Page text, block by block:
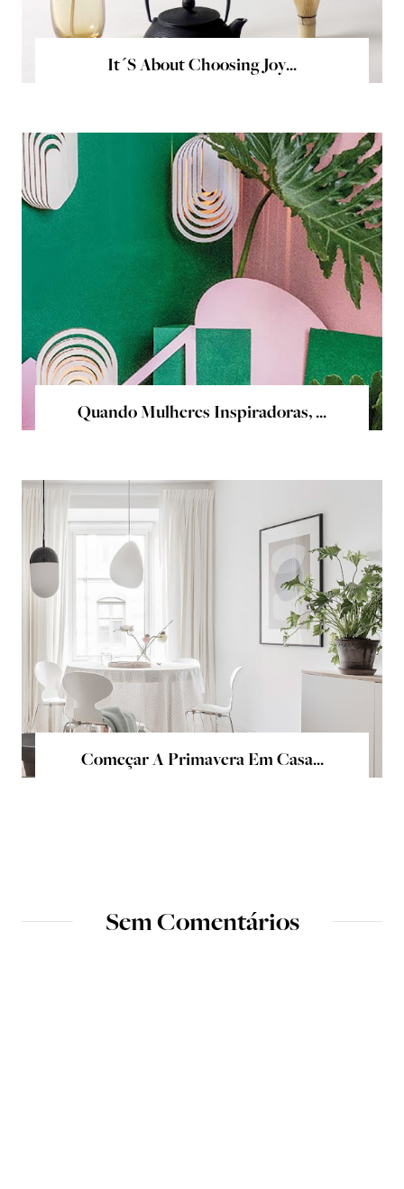
It´s About Choosing Joy...
Quando Mulheres Inspiradoras, ...
Começar A Primavera Em Casa...
Sem Comentários